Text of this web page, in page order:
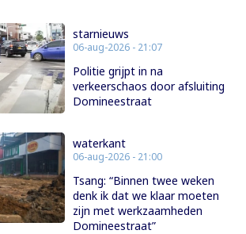
starnieuws
06-aug-2026 - 21:07
Politie grijpt in na
verkeerschaos door afsluiting
Domineestraat
waterkant
06-aug-2026 - 21:00
Tsang: “Binnen twee weken
denk ik dat we klaar moeten
zijn met werkzaamheden
Domineestraat”